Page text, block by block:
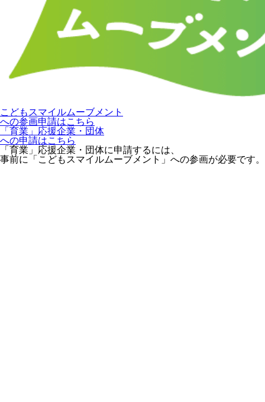
こどもスマイルムーブメント
への参画申請はこちら
「育業」応援企業・団体
への申請はこちら
「育業」応援企業・団体に申請するには、
事前に「こどもスマイルムーブメント」への参画が必要です。